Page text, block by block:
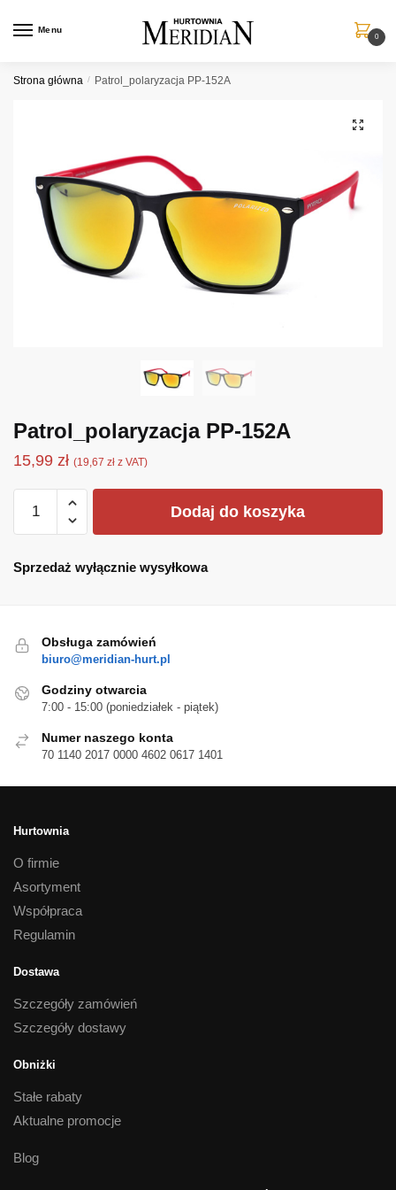
Menu
0
Strona główna / Patrol_polaryzacja PP-152A
Patrol_polaryzacja PP-152A
15,99 zł (19,67 zł z VAT)
Patrol_polaryzacja
152A
Dodaj do koszyka
Sprzedaż wyłącznie wysyłkowa
Obsługa zamówień
biuro@meridian-hurt.pl
Godziny otwarcia
7:00 - 15:00 (poniedziałek - piątek)
Numer naszego konta
70 1140 2017 0000 4602 0617 1401
Hurtownia
O firmie
Asortyment
Współpraca
Regulamin
Dostawa
Szczegóły zamówień
Szczegóły dostawy
Obniżki
Stałe rabaty
Aktualne promocje
Blog